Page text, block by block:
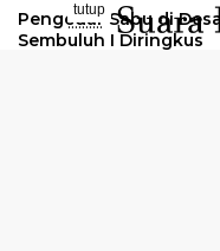
Pengedar Sabu di Desa
Sembuluh I Diringkus
tutup
..........